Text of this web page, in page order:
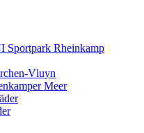
Sportpark Rheinkamp
Vluyn
Meer